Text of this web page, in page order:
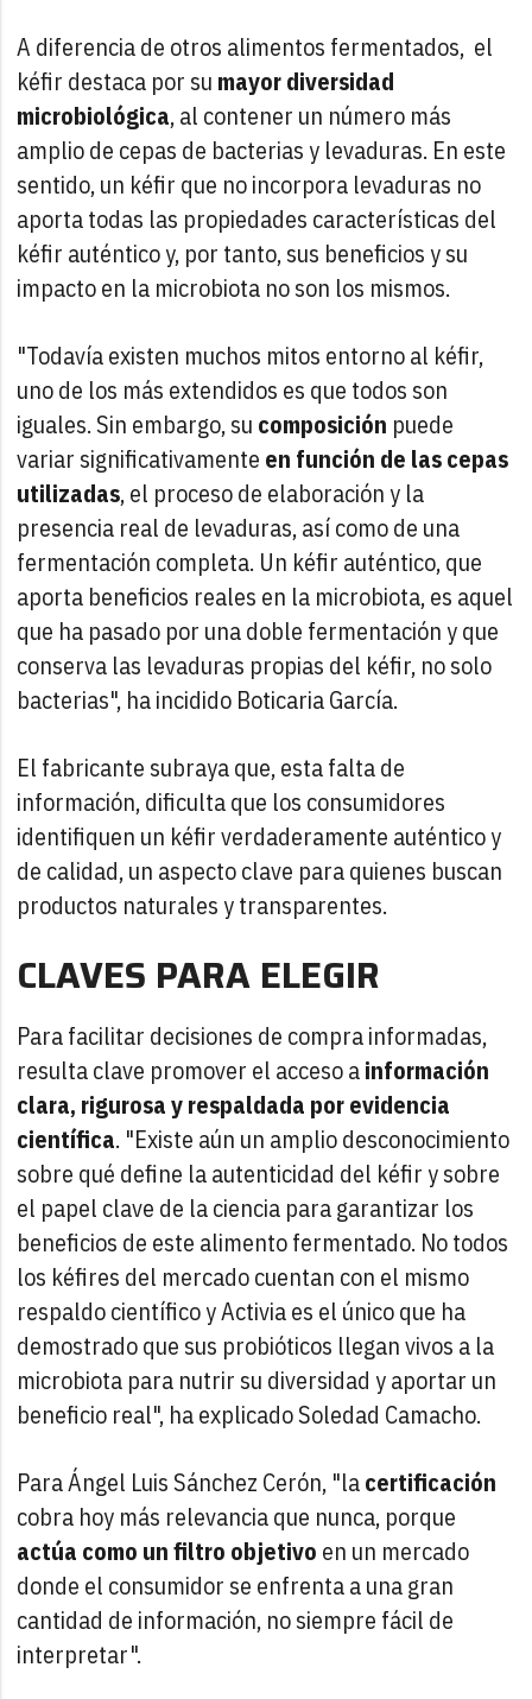
A diferencia de otros alimentos fermentados, el
kéfir destaca por su mayor diversidad
microbiológica, al contener un número más
amplio de cepas de bacterias y levaduras. En este
sentido, un kéfir que no incorpora levaduras no
aporta todas las propiedades características del
kéfir auténtico y, por tanto, sus beneficios y su
impacto en la microbiota no son los mismos.
"Todavía existen muchos mitos entorno al kéfir,
uno de los más extendidos es que todos son
iguales. Sin embargo, su composición puede
variar significativamente en función de las cepas
utilizadas, el proceso de elaboración y la
presencia real de levaduras, así como de una
fermentación completa. Un kéfir auténtico, que
aporta beneficios reales en la microbiota, es aquel
que ha pasado por una doble fermentación y que
conserva las levaduras propias del kéfir, no solo
bacterias", ha incidido Boticaria García.
El fabricante subraya que, esta falta de
información, dificulta que los consumidores
identifiquen un kéfir verdaderamente auténtico y
de calidad, un aspecto clave para quienes buscan
productos naturales y transparentes.
CLAVES PARA ELEGIR
Para facilitar decisiones de compra informadas,
resulta clave promover el acceso ainformación
clara, rigurosa y respaldada por evidencia
científica. "Existe aún un amplio desconocimiento
sobre qué define la autenticidad del kéfir y sobre
el papel clave de la ciencia para garantizar los
beneficios de este alimento fermentado. No todos
los kéfires del mercado cuentan con el mismo
respaldo científico y Activia es el único que ha
demostrado que sus probióticos llegan vivos a la
microbiota para nutrir su diversidad y aportar un
beneficio real", ha explicado Soledad Camacho.
Para Ángel Luis Sánchez Cerón, "lacertificación
cobra hoy más relevancia que nunca, porque
actúa como un filtro objetivo en un mercado
donde el consumidor se enfrenta a una gran
cantidad de información, no siempre fácil de
interpretar".